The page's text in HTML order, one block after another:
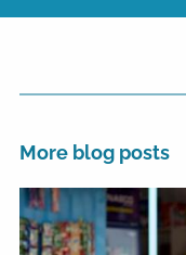
More blog posts